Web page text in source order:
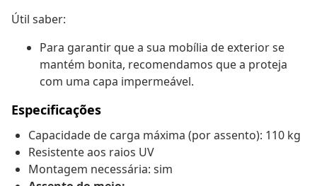
Útil saber:
Para garantir que a sua mobília de exterior se
mantém bonita, recomendamos que a proteja
com uma capa impermeável.
Especificações
Capacidade de carga máxima (por assento): 110 kg
Resistente aos raios UV
Montagem necessária: sim